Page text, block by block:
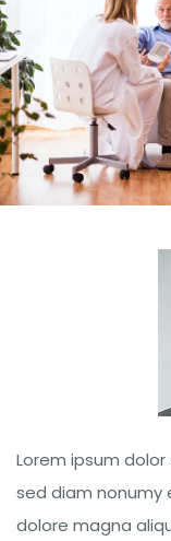
Lorem ipsum
sed diam
dolore magna